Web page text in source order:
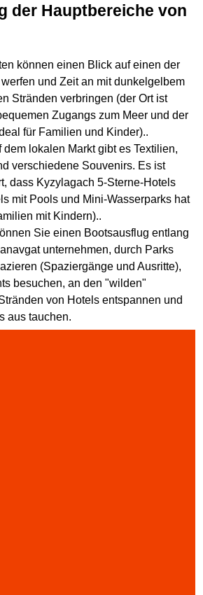
der Hauptbereiche von
können einen Blick auf einen der
und Zeit an mit dunkelgelbem
Stränden verbringen (der Ort ist
Zugangs zum Meer und der
für Familien und Kinder)..
dem lokalen Markt gibt es Textilien,
verschiedene Souvenirs. Es ist
dass Kyzylagach 5-Sterne-Hotels
mit Pools und Mini-Wasserparks hat
mit Kindern)..
Sie einen Bootsausflug entlang
unternehmen, durch Parks
(Spaziergänge und Ausritte),
besuchen, an den "wilden"
von Hotels entspannen und
aus tauchen.